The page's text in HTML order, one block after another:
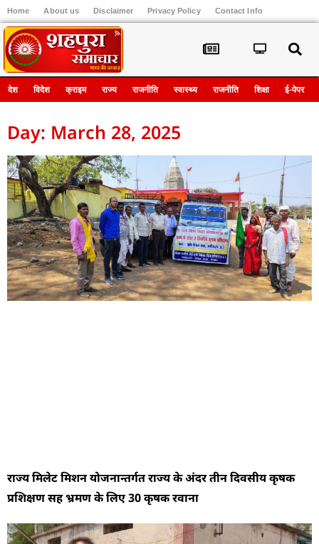
Home About us Disclaimer Privacy Policy Contact Info
देश विदेश क्राइम राज्य राजनीति स्वास्थ्य राजनीति शिक्षा ई-पेपर
Day: March 28, 2025
राज्य मिलेट मिशन योजनान्तर्गत राज्य के अंदर तीन दिवसीय कृषक
प्रशिक्षण सह भ्रमण के लिए 30 कृषक रवाना